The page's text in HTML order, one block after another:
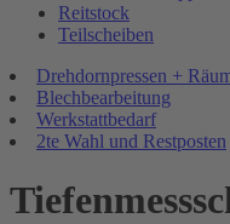
Reitstock
Teilscheiben
Drehdornpressen +
Blechbearbeitung
Werkstattbedarf
2te Wahl und Restposten